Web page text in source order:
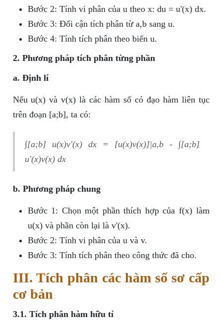
Bước 2: Tính vi phân của u theo x: du = u'(x) dx.
Bước 3: Đổi cận tích phân từ a,b sang u.
Bước 4: Tính tích phân theo biến u.
2. Phương pháp tích phân từng phần
a. Định lí
Nếu u(x) và v(x) là các hàm số có đạo hàm liên tục
trên đoạn [a;b], ta có:
∫[a;b] u(x)v'(x) dx = [u(x)v(x)]|a,b - ∫[a;b]
u'(x)v(x) dx
b. Phương pháp chung
Bước 1: Chọn một phần thích hợp của f(x) làm
u(x) và phần còn lại là v'(x).
Bước 2: Tính vi phân của u và v.
Bước 3: Tính tích phân theo công thức đã cho.
III. Tích phân các hàm số sơ cấp
cơ bản
3.1. Tích phân hàm hữu tỉ